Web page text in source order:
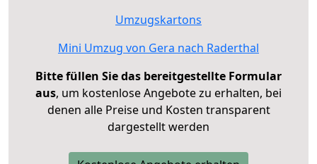
Umzugskartons
Mini Umzug von Gera nach Raderthal
Bitte füllen Sie das bereitgestellte Formular
aus, um kostenlose Angebote zu erhalten, bei
denen alle Preise und Kosten transparent
dargestellt werden